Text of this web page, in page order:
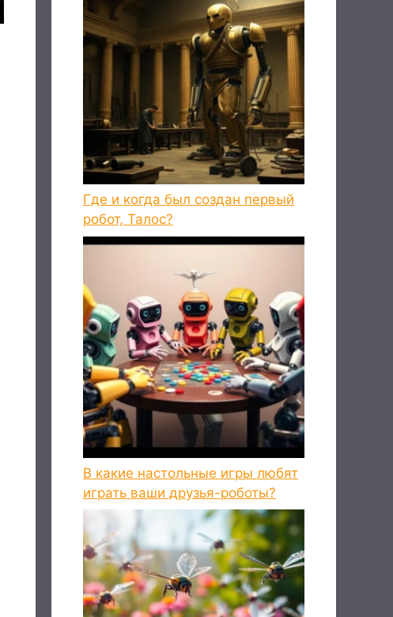
Где и когда был создан первый
робот, Талос?
В какие настольные игры любят
играть ваши друзья-роботы?